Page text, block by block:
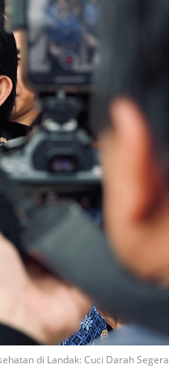
di Landak: Cuci Darah Segera